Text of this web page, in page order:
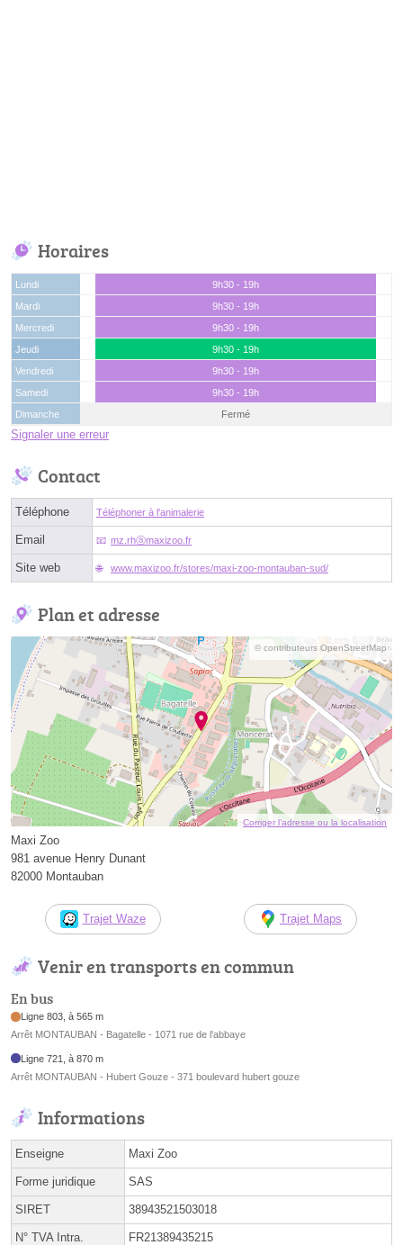
Horaires
Lundi
9h30 - 19h
Mardi
9h30 - 19h
Mercredi
9h30 - 19h
Jeudi
9h30 - 19h
Vendredi
9h30 - 19h
Samedi
9h30 - 19h
Dimanche
Fermé
Signaler une erreur
Contact
Téléphone Téléphoner à l'animalerie
Email mz.rhⓐmaxizoo.fr
Site web www.maxizoo.fr/stores/maxi-zoo-montauban-sud/
Plan et adresse
© contributeurs OpenStreetMap
Corriger l’adresse ou la localisation
Maxi Zoo
981 avenue Henry Dunant
82000 Montauban
Trajet Waze Trajet Maps
Venir en transports en commun
En bus
Ligne 803, à 565 m
Arrêt MONTAUBAN - Bagatelle - 1071 rue de l'abbaye
Ligne 721, à 870 m
Arrêt MONTAUBAN - Hubert Gouze - 371 boulevard hubert gouze
Informations
Enseigne Maxi Zoo
Forme juridique SAS
SIRET 38943521503018
N° TVA Intra. FR21389435215